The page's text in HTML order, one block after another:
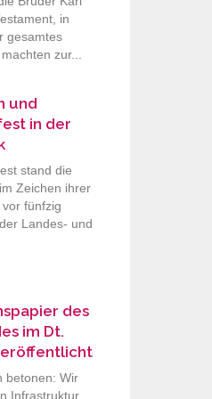
in
gesamtes
zur...
und
in der
stand die
Zeichen ihrer
vor fünfzig
Landes- und
des
im Dt.
betonen: Wir
Infrastruktur.